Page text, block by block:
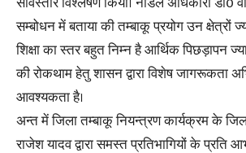
सम्बोधन में बताया की तम्बाकू प्रयोग उन क्षेत्रों
शिक्षा का स्तर बहुत निम्न है आर्थिक पिछड़ापन
की रोकथाम हेतु शासन द्वारा विशेष जागरूकता
आवश्यकता है।
अन्त में जिला तम्बाकू नियन्त्रण कार्यक्रम के
राजेश यादव द्वारा समस्त प्रतिभागियों के प्रति